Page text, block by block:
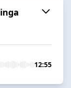
12:55